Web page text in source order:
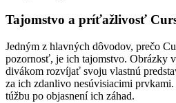
Tajomstvo a príťažlivosť
Jedným z hlavných dôvodov, prečo
pozornosť, je ich tajomstvo. Obrázky
divákom rozvíjať svoju vlastnú
za ich zdanlivo nesúvisiacimi
túžbu po objasnení ich záhad.